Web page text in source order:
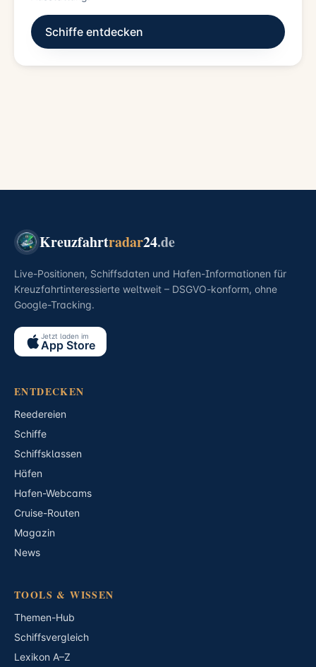
Schiffe entdecken
Kreuzfahrtradar24.de
Live-Positionen, Schiffsdaten und Hafen-Informationen für
Kreuzfahrtinteressierte weltweit – DSGVO-konform, ohne
Google-Tracking.
Jetzt laden im
App Store
ENTDECKEN
Reedereien
Schiffe
Schiffsklassen
Häfen
Hafen-Webcams
Cruise-Routen
Magazin
News
TOOLS & WISSEN
Themen-Hub
Schiffsvergleich
Lexikon A–Z